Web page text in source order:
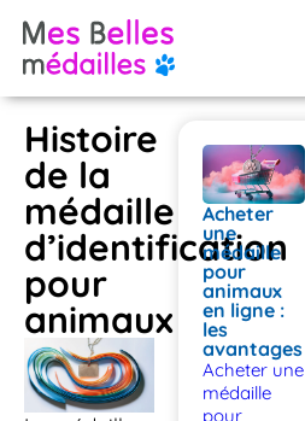
Histoire
de la
médaille
d’identification
pour
animaux
Acheter
une
médaille
pour
animaux
en ligne :
les
avantages
Acheter une
médaille
pour